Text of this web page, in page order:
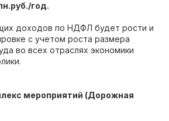
год.
доходов по НДФЛ будет рости и
с учетом роста размера
во всех отраслях экономики
мероприятий (Дорожная